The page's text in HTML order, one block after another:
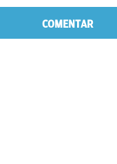
COMENTAR